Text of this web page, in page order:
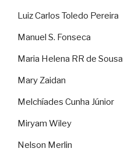
Luiz Carlos Toledo Pereira
Manuel S. Fonseca
Maria Helena RR de Sousa
Mary Zaidan
Melchíades Cunha Júnior
Miryam Wiley
Nelson Merlin